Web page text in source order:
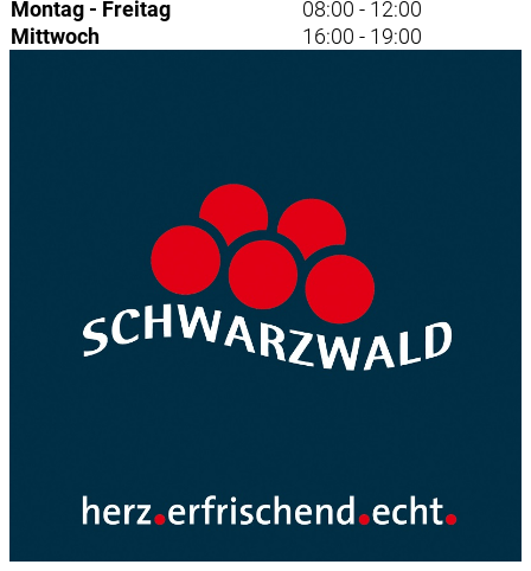
Montag - Freitag
08:00 - 12:00
Mittwoch
16:00 - 19:00